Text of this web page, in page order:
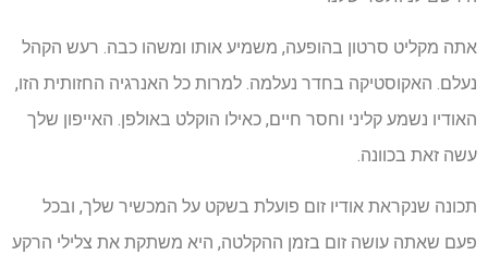
אתה מקליט סרטון בהופעה, משמיע אותו ומשהו כבה. רעש הקהל
נעלם. האקוסטיקה בחדר נעלמה. למרות כל האנרגיה החזותית הזו,
האודיו נשמע קליני וחסר חיים, כאילו הוקלט באולפן. האייפון שלך
עשה זאת בכוונה.
תכונה שנקראת אודיו זום פועלת בשקט על המכשיר שלך, ובכל
פעם שאתה עושה זום בזמן ההקלטה, היא משתקת את צלילי הרקע